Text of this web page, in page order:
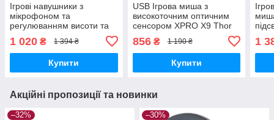
Ігрові навушники з
мікрофоном та
регулюванням висоти та
LED RGB підсвічуванням
XPRO W102 Cool чорні
(23715-01_506)
1 020 ₴ 1 394 ₴
Купити
USB Ігрова миша з
високоточним оптичним
сенсором XPRO X9 Thor
856₴ 1 190 ₴
Купити
1
Акційні пропозиції та новинки
–32% –30%